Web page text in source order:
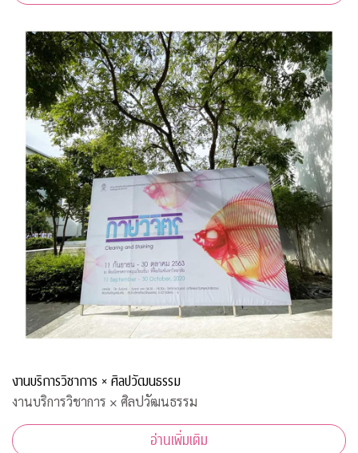
งานบริการวิชาการ × ศิลปวัฒนธรรม
งานบริการวิชาการ × ศิลปวัฒนธรรม
อ่านเพิ่มเติม